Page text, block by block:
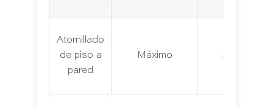
Atornillado
de piso a
pared
Máximo Alto